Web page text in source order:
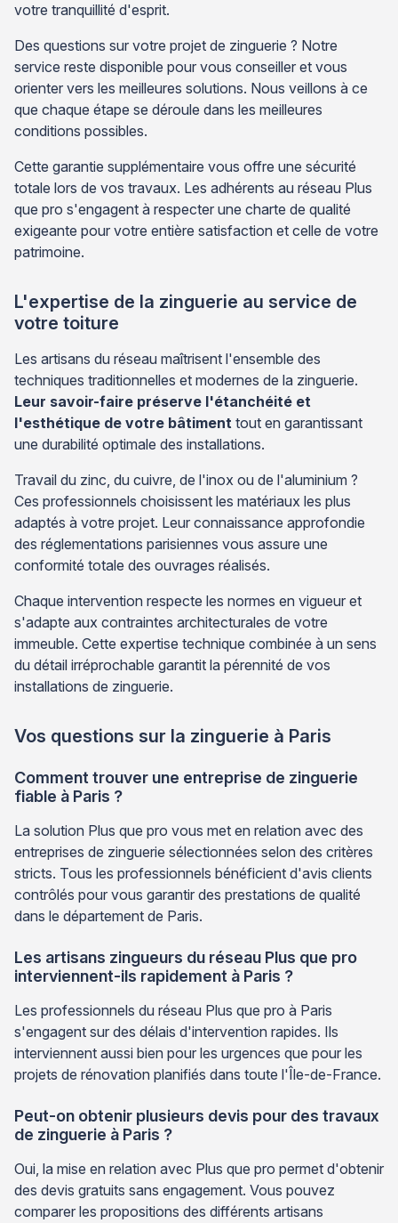
votre tranquillité d'esprit.
Des questions sur votre projet de zinguerie ? Notre
service reste disponible pour vous conseiller et vous
orienter vers les meilleures solutions. Nous veillons à ce
que chaque étape se déroule dans les meilleures
conditions possibles.
Cette garantie supplémentaire vous offre une sécurité
totale lors de vos travaux. Les adhérents au réseau Plus
que pro s'engagent à respecter une charte de qualité
exigeante pour votre entière satisfaction et celle de votre
patrimoine.
L'expertise de la zinguerie au service de
votre toiture
Les artisans du réseau maîtrisent l'ensemble des
techniques traditionnelles et modernes de la zinguerie.
Leur savoir-faire préserve l'étanchéité et
l'esthétique de votre bâtiment tout en garantissant
une durabilité optimale des installations.
Travail du zinc, du cuivre, de l'inox ou de l'aluminium ?
Ces professionnels choisissent les matériaux les plus
adaptés à votre projet. Leur connaissance approfondie
des réglementations parisiennes vous assure une
conformité totale des ouvrages réalisés.
Chaque intervention respecte les normes en vigueur et
s'adapte aux contraintes architecturales de votre
immeuble. Cette expertise technique combinée à un sens
du détail irréprochable garantit la pérennité de vos
installations de zinguerie.
Vos questions sur la zinguerie à Paris
Comment trouver une entreprise de zinguerie
fiable à Paris ?
La solution Plus que pro vous met en relation avec des
entreprises de zinguerie sélectionnées selon des critères
stricts. Tous les professionnels bénéficient d'avis clients
contrôlés pour vous garantir des prestations de qualité
dans le département de Paris.
Les artisans zingueurs du réseau Plus que pro
interviennent-ils rapidement à Paris ?
Les professionnels du réseau Plus que pro à Paris
s'engagent sur des délais d'intervention rapides. Ils
interviennent aussi bien pour les urgences que pour les
projets de rénovation planifiés dans toute l'Île-de-France.
Peut-on obtenir plusieurs devis pour des travaux
de zinguerie à Paris ?
Oui, la mise en relation avec Plus que pro permet d'obtenir
des devis gratuits sans engagement. Vous pouvez
comparer les propositions des différents artisans